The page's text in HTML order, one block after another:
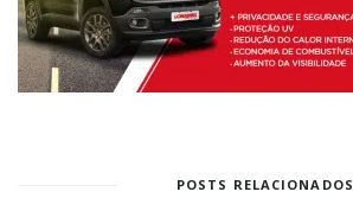
POSTS RELACIONADOS